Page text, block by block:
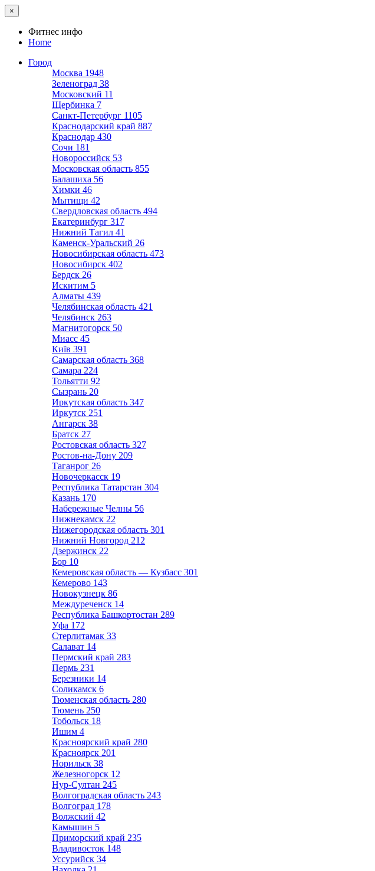
×
Фитнес инфо
Home
Город
Москва 1948
Зеленоград 38
Московский 11
Щербинка 7
Санкт-Петербург 1105
Краснодарский край 887
Краснодар 430
Сочи 181
Новороссийск 53
Московская область 855
Балашиха 56
Химки 46
Мытищи 42
Свердловская область 494
Екатеринбург 317
Нижний Тагил 41
Каменск-Уральский 26
Новосибирская область 473
Новосибирск 402
Бердск 26
Искитим 5
Алматы 439
Челябинская область 421
Челябинск 263
Магнитогорск 50
Миасс 45
Київ 391
Самарская область 368
Самара 224
Тольятти 92
Сызрань 20
Иркутская область 347
Иркутск 251
Ангарск 38
Братск 27
Ростовская область 327
Ростов-на-Дону 209
Таганрог 26
Новочеркасск 19
Республика Татарстан 304
Казань 170
Набережные Челны 56
Нижнекамск 22
Нижегородская область 301
Нижний Новгород 212
Дзержинск 22
Бор 10
Кемеровская область — Кузбасс 301
Кемерово 143
Новокузнецк 86
Междуреченск 14
Республика Башкортостан 289
Уфа 172
Стерлитамак 33
Салават 14
Пермский край 283
Пермь 231
Березники 14
Соликамск 6
Тюменская область 280
Тюмень 250
Тобольск 18
Ишим 4
Красноярский край 280
Красноярск 201
Норильск 38
Железногорск 12
Нур-Султан 245
Волгоградская область 243
Волгоград 178
Волжский 42
Камышин 5
Приморский край 235
Владивосток 148
Уссурийск 34